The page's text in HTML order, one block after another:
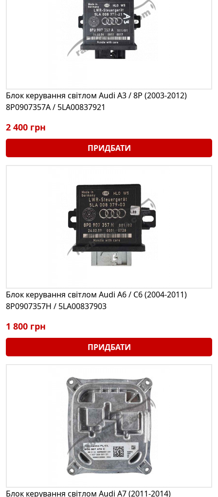
Блок керування світлом Audi A3 / 8P (2003-2012)
8P0907357A / 5LA00837921
2 400 грн
ПРИДБАТИ
Блок керування світлом Audi A6 / C6 (2004-2011)
8P0907357H / 5LA00837903
1 800 грн
ПРИДБАТИ
Блок керування світлом Audi A7 (2011-2014)